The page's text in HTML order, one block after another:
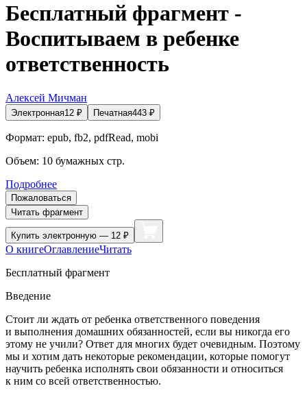
Бесплатный фрагмент -
Воспитываем в ребенке
ответственность
Алексей Мичман
Электронная12 ₽ Печатная443 ₽
Формат: epub, fb2, pdfRead, mobi
Объем: 10 бумажных стр.
Подробнее
Пожаловаться
Читать фрагмент
Купить электронную — 12 ₽
О книгеОглавлениеЧитать
Бесплатный фрагмент
Введение
Стоит ли ждать от ребенка ответственного поведения
и выполнения домашних обязанностей, если вы никогда его
этому не учили? Ответ для многих будет очевидным. Поэтому
мы и хотим дать некоторые рекомендации, которые помогут
научить ребенка исполнять свои обязанности и относиться
к ним со всей ответственностью.